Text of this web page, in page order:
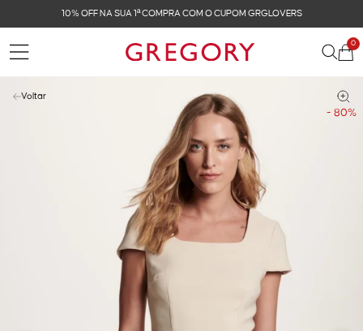
10% OFF NA SUA 1ª COMPRA COM O CUPOM GRGLOVERS
0
- 80%
Voltar